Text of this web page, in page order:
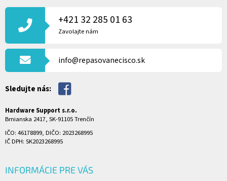
Á
T
+421 32 285 01 63
Zavolajte nám
info@repasovanecisco.sk
Sledujte nás:
Hardware Support s.r.o.
Brnianska 2417, SK-91105 Trenčín
IČO: 46178899, DIČO: 2023268995
IČ DPH: SK2023268995
INFORMÁCIE PRE VÁS